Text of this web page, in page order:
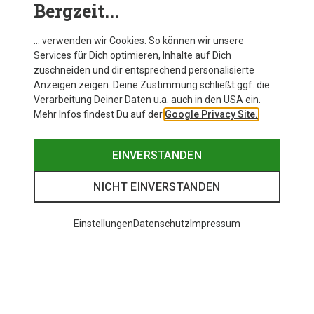
Bergzeit...
… verwenden wir Cookies. So können wir unsere
Services für Dich optimieren, Inhalte auf Dich
zuschneiden und dir entsprechend personalisierte
Anzeigen zeigen. Deine Zustimmung schließt ggf. die
Verarbeitung Deiner Daten u.a. auch in den USA ein.
Mehr Infos findest Du auf der Google Privacy Site.
EINVERSTANDEN
NICHT EINVERSTANDEN
EinstellungenDatenschutz Impressum